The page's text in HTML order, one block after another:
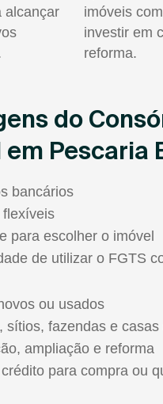
alcançar
imóveis
investir em
reforma.
do
em Pescaria
bancários
flexíveis
para escolher o imóvel
de utilizar o FGTS
ou usados
sítios, fazendas e casas
ampliação e reforma
para compra ou